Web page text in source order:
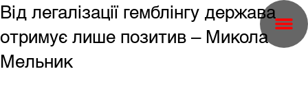
Від легалізації гемблінгу держава
отримує лише позитив – Микола
Мельник